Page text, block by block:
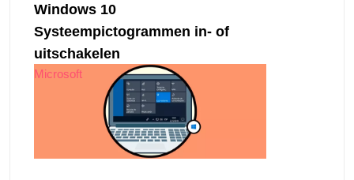
Windows 10
Systeempictogrammen in- of
uitschakelen
Microsoft